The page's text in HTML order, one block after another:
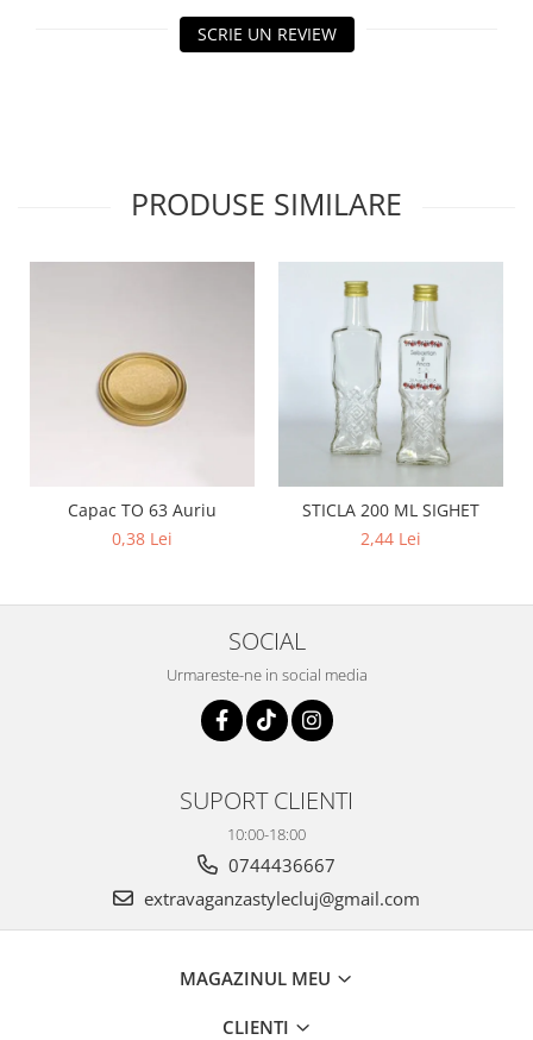
SCRIE UN REVIEW
PRODUSE SIMILARE
Capac TO 63 Auriu
0,38 Lei
STICLA 200 ML SIGHET
2,44 Lei
SOCIAL
Urmareste-ne in social media
SUPORT CLIENTI
10:00-18:00
0744436667
extravaganzastylecluj@gmail.com
MAGAZINUL MEU
CLIENTI